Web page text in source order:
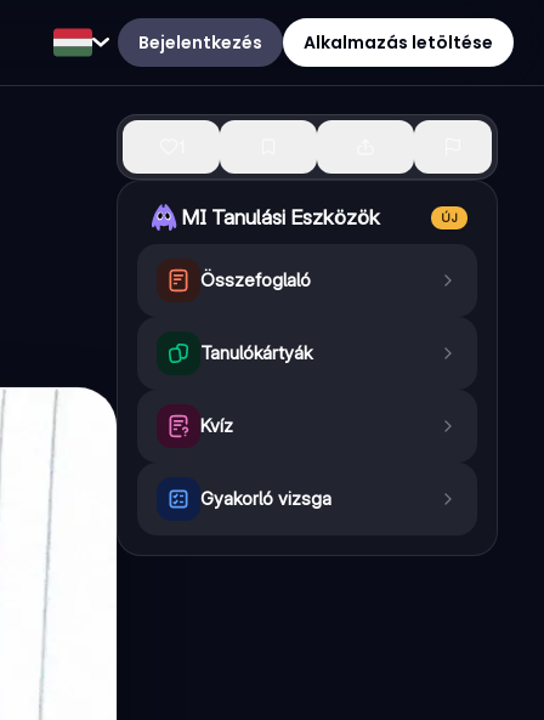
Bejelentkezés Alkalmazás letöltése
MI Tanulási Eszközök ÚJ
Összefoglaló
Tanulókártyák
Kvíz
Gyakorló vizsga